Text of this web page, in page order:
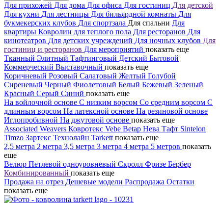
Для прихожей Для дома Для офиса Для гостиниц Для детской
Для кухни Для лестницы Для бильярдной комнаты Для
букмекерских клубов Для спортзала Для спальни Для
квартиры Ковролин для теплого пола Для ресторанов Для
кинотеатров Для детских учреждений Для ночных клубов Для
гостиниц и ресторанов Для мероприятий показать еще
Тканный Элитный Тафтинговый Детский Бытовой
Коммерческий Выставочный показать еще
Коричневый Розовый Салатовый Желтый Голубой
Сиреневый Черный Фиолетовый Белый Бежевый Зеленый
Красный Серый Синий показать еще
На войлочной основе С низким ворсом Со средним ворсом С
длинным ворсом На латексной основе На резиновой основе
Иглопробивной На джутовой основе показать еще
Associated Weavers Ковротекс Vebe Betap Нева Тафт Sintelon
Timzo Зартекс Технолайн Tarkett показать еще
2,5 метра 2 метра 3,5 метра 3 метра 4 метра 5 метров показать
еще
Велюр Петлевой одноуровневый Скролл Фризе Бербер
Комбинированный показать еще
Продажа на отрез Дешевые модели Распродажа Остатки
показать еще